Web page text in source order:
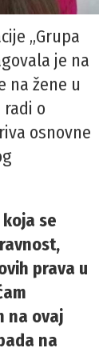
„Grupa
je na
na žene u
o
osnovne
se
prava u
na ovaj
na